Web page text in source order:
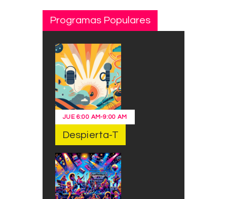
Programas Populares
JUE 6:00 AM-9:00 AM
Despierta-T